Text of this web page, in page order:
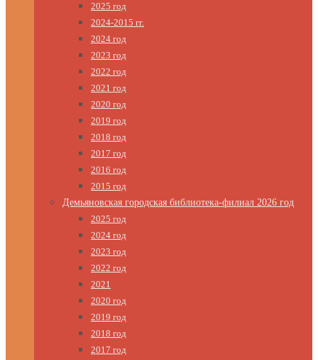
2025 год
2024-2015 гг.
2024 год
2023 год
2022 год
2021 год
2020 год
2019 год
2018 год
2017 год
2016 год
2015 год
Демьяновская городская библиотека-филиал 2026 год
2025 год
2024 год
2023 год
2022 год
2021
2020 год
2019 год
2018 год
2017 год